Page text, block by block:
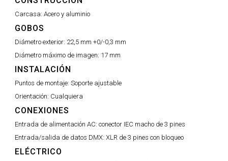
Carcasa: Acero y aluminio
GOBOS
Diámetro exterior: 22,5 mm +0/-0,3 mm
Diámetro máximo de imagen: 17 mm
INSTALACIÓN
Puntos de montaje: Soporte ajustable
Orientación: Cualquiera
CONEXIONES
Entrada de alimentación AC: conector IEC macho de 3 pines
Entrada/salida de datos DMX: XLR de 3 pines con bloqueo
ELÉCTRICO